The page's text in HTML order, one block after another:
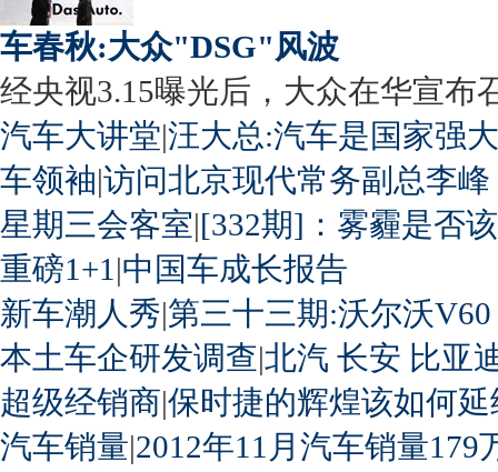
车春秋:大众"DSG"风波
经央视3.15曝光后，大众在华宣布
汽车大讲堂|汪大总:汽车是国家强
车领袖|访问北京现代常务副总李峰
星期三会客室|[332期]：雾霾是否
重磅1+1 |中国车成长报告
新车潮人秀|第三十三期:沃尔沃
本土车企研发调查|北汽 长安 比亚
超级经销商|保时捷的辉煌该如何延
汽车销量|2012年11月汽车销量179